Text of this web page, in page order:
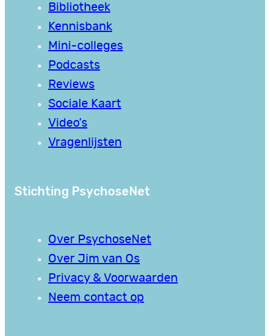
Bibliotheek
Kennisbank
Mini-colleges
Podcasts
Reviews
Sociale Kaart
Video’s
Vragenlijsten
Stichting PsychoseNet
Over PsychoseNet
Over Jim van Os
Privacy & Voorwaarden
Neem contact op